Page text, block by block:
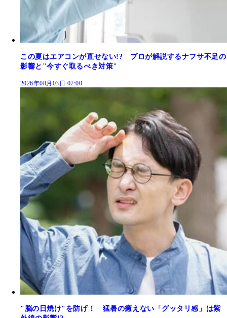
この夏はエアコンが直せない!? プロが解説するナフサ不足の
影響と"今すぐ取るべき対策"
2026年08月03日 07:00
"脳の日焼け"を防げ！ 猛暑の癒えない「グッタリ感」は紫